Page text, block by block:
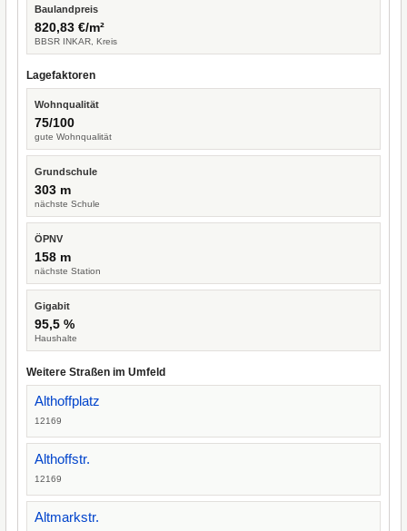
Baulandpreis
820,83 €/m²
BBSR INKAR, Kreis
Lagefaktoren
Wohnqualität
75/100
gute Wohnqualität
Grundschule
303 m
nächste Schule
ÖPNV
158 m
nächste Station
Gigabit
95,5 %
Haushalte
Weitere Straßen im Umfeld
Althoffplatz
12169
Althoffstr.
12169
Altmarkstr.